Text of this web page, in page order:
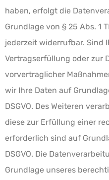
haben, erfolgt die
Grundlage von § 25 Abs. 1
jederzeit widerrufbar. Sind
Vertragserfüllung oder zur
vorvertraglicher
wir Ihre Daten auf
DSGVO. Des Weiteren
diese zur Erfüllung einer
erforderlich sind auf
DSGVO. Die
Grundlage unseres